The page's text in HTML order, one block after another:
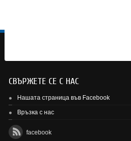
СВЪРЖЕТЕ СЕ С НАС
Нашата страница във Facebook
Връзка с нас
facebook